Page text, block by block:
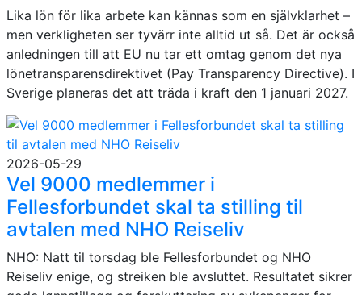
Lika lön för lika arbete kan kännas som en självklarhet –
men verkligheten ser tyvärr inte alltid ut så. Det är också
anledningen till att EU nu tar ett omtag genom det nya
lönetransparensdirektivet (Pay Transparency Directive). I
Sverige planeras det att träda i kraft den 1 januari 2027.
2026-05-29
Vel 9000 medlemmer i
Fellesforbundet skal ta stilling til
avtalen med NHO Reiseliv
NHO: Natt til torsdag ble Fellesforbundet og NHO
Reiseliv enige, og streiken ble avsluttet. Resultatet sikrer